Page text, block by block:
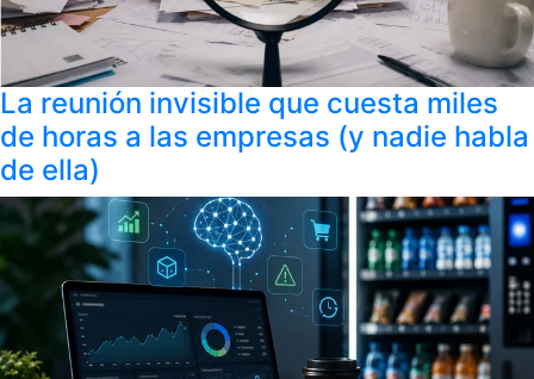
La reunión invisible que cuesta miles
de horas a las empresas (y nadie habla
de ella)